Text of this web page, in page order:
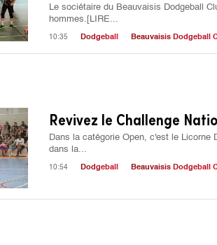
Le sociétaire du Beauvaisis Dodgeball
hommes.[LIRE...
10:35 Dodgeball Beauvaisis Dodgeball
Revivez le Challenge
Dans la catégorie Open, c'est le Licorne
dans la...
10:54 Dodgeball Beauvaisis Dodgeball